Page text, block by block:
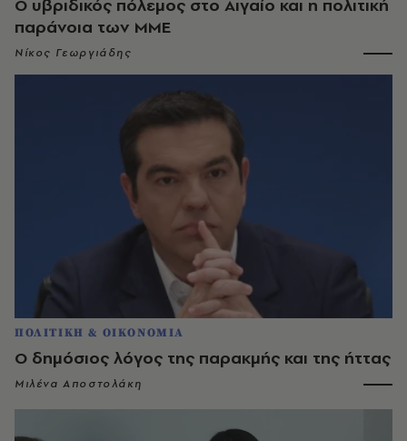
Ο υβριδικός πόλεμος στο Αιγαίο και η πολιτική
παράνοια των ΜΜΕ
Νίκος Γεωργιάδης
ΠΟΛΙΤΙΚΗ & ΟΙΚΟΝΟΜΙΑ
Ο δημόσιος λόγος της παρακμής και της ήττας
Μιλένα Αποστολάκη